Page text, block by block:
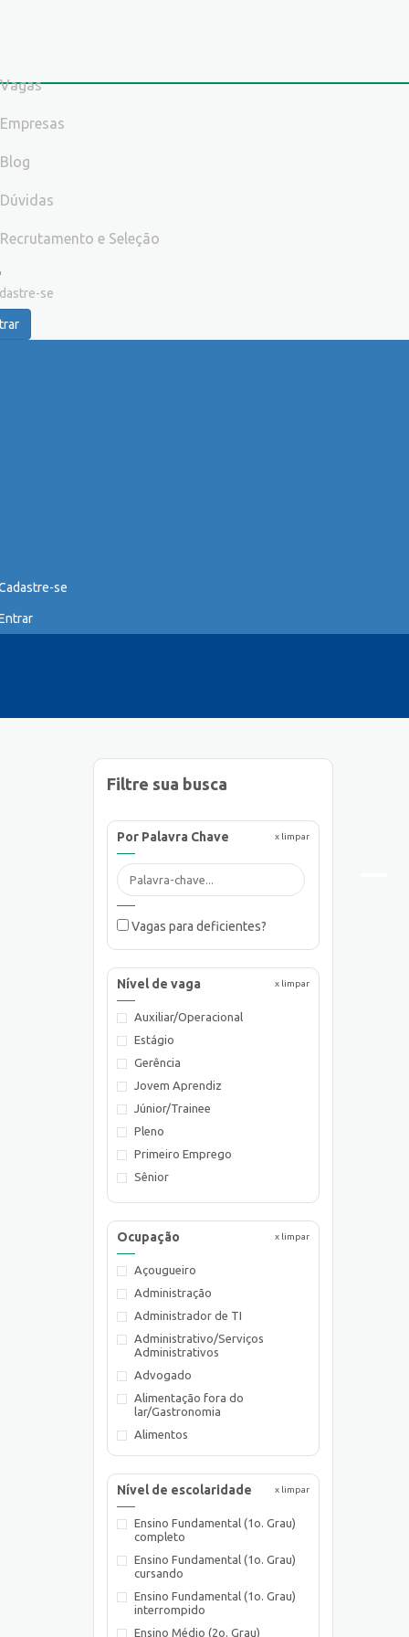
Vagas
Empresas
Blog
Dúvidas
Recrutamento e Seleção
se
se
Filtre sua busca
x limpar
Por Palavra Chave
Vagas para deficientes?
x limpar
Nível de vaga
Auxiliar/Operacional
Estágio
Gerência
Jovem Aprendiz
Júnior/Trainee
Pleno
Primeiro Emprego
Sênior
Técnico
x limpar
Ocupação
Açougueiro
Administração
Administrador de TI
Administrativo/Serviços
Administrativos
Advogado
Alimentação fora do
lar/Gastronomia
Alimentos
Almoxarife
Assistente de Planejamento
Assistente Social
Atendente Comercial
Auxiliar de Cozinha
x limpar
Nível de escolaridade
Ensino Fundamental (1o. Grau)
completo
Ensino Fundamental (1o. Grau)
cursando
Ensino Fundamental (1o. Grau)
interrompido
Ensino Médio (2o. Grau)